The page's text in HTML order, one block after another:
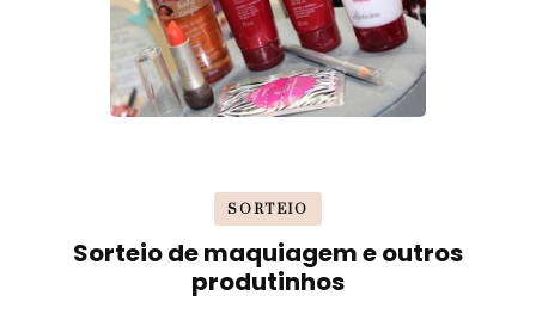
SORTEIO
Sorteio de maquiagem e outros
produtinhos